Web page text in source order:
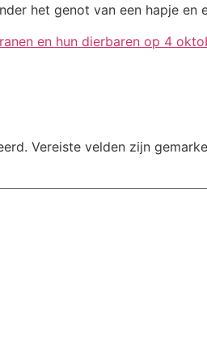
het genot van een hapje en
en hun dierbaren op 4
Vereiste velden zijn